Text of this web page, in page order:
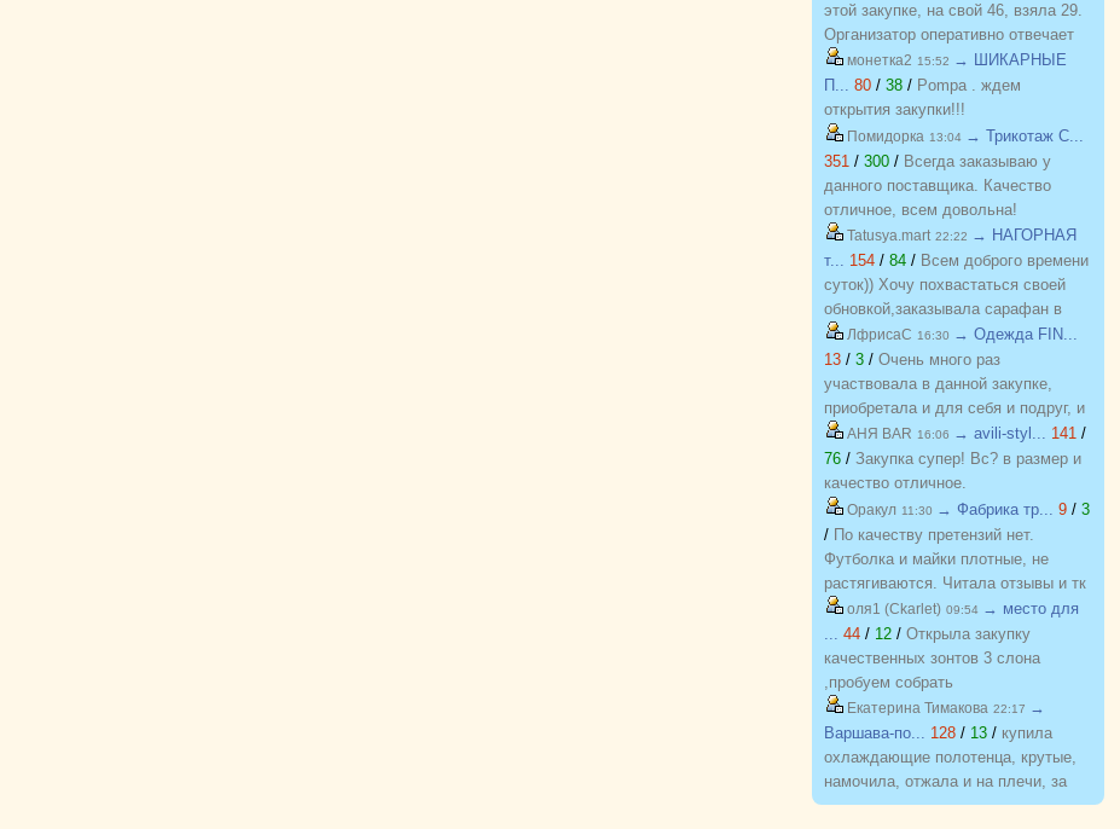
этой закупке, на свой 46, взяла 29.
Организатор оперативно отвечает
на вопросы. Спасибо!!!
монетка2 15:52 → ШИКАРНЫЕ
П... 80 / 38 / Pompa . ждем
открытия закупки!!!
Помидорка 13:04 → Трикотаж C...
351 / 300 / Всегда заказываю у
данного поставщика. Качество
отличное, всем довольна!
Tatusya.mart 22:22 → НАГОРНАЯ
т... 154 / 84 / Всем доброго времени
суток)) Хочу похвастаться своей
обновкой,заказывала сарафан в
закупке (Нагорная трикотаж) и
осталась в полном восторге от
качества)) Соответствие
размерности и качество Выше
всяких похвал))
ЛфрисаС 16:30 → Одежда FIN...
13 / 3 / Очень много раз
участвовала в данной закупке,
приобретала и для себя и подруг, и
джинсы, и джемпера, и платья, и
блузки, вещи качественные,
соответствуют размеру и
описанию, организатор умничка
всегда оперативно отвечает, с
удовольствием буду участвовать
еще!
АНЯ BAR 16:06 → avili-styl... 141 /
76 / Закупка супер! Вс? в размер и
качество отличное.
Оракул 11:30 → Фабрика тр... 9 / 3
/ По качеству претензий нет.
Футболка и майки плотные, не
растягиваются. Читала отзывы и тк
люблю не в облипку вещи, на свой
46р-р заказала все вещи 48, все
равно получилось в облипку, и на
мой взгляд на рост 165-168
женский, у меня 173 мне
коротковато, но ношу все вещи с
юбками не заправляя.
оля1 (Ckarlet) 09:54 → место для
... 44 / 12 / Открыла закупку
качественных зонтов 3 слона
,пробуем собрать
https://zakupki.deti74.ru/index.php?
route=purchase/show&id=1851321
Екатерина Тимакова 22:17 →
Варшава-по... 128 / 13 / купила
охлаждающие полотенца, крутые,
намочила, отжала и на плечи, за
счет сетчатого переплетения при